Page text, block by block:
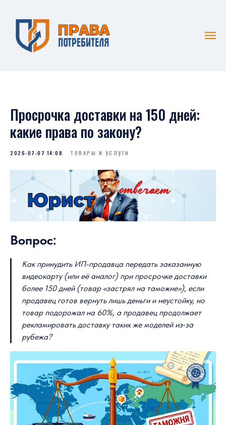
Просрочка доставки на 150 дней:
какие права по закону?
2026-07-07 14:08 ТОВАРЫ И УСЛУГИ
Вопрос:
Как принудить ИП-продавца передать заказанную
видеокарту (или её аналог) при просрочке доставки
более 150 дней (товар «застрял на таможне»), если
продавец готов вернуть лишь деньги и неустойку, но
товар подорожал на 60%, а продавец продолжает
рекламировать доставку таких же моделей из‑за
рубежа?